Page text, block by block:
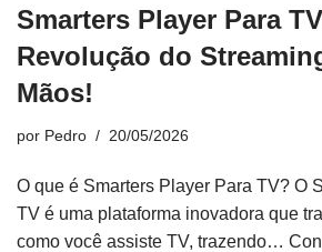
Smarters Player Para
Revolução do
Mãos!
por Pedro 20/05/2026
O que é Smarters Player Para TV? O
TV é uma plataforma inovadora que
como você assiste TV, trazendo…